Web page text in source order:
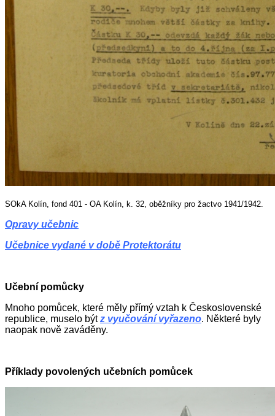
SOkA Kolín, fond 401 - OA Kolín, k. 32, oběžníky pro žactvo 1941/1942.
Opravy učebnic
Učebnice vydané v době Protektorátu
Učební pomůcky
Mnoho pomůcek, které měly přímý vztah k Československé
republice, muselo býtz vyučování vyřazeno. Některé byly
naopak nově zaváděny.
Příklady povolených učebních pomůcek